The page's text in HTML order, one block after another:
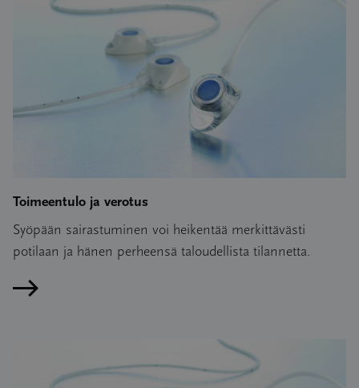
Toimeentulo ja verotus
Syöpään sairastuminen voi heikentää merkittävästi
potilaan ja hänen perheensä taloudellista tilannetta.
Lue artikkeli